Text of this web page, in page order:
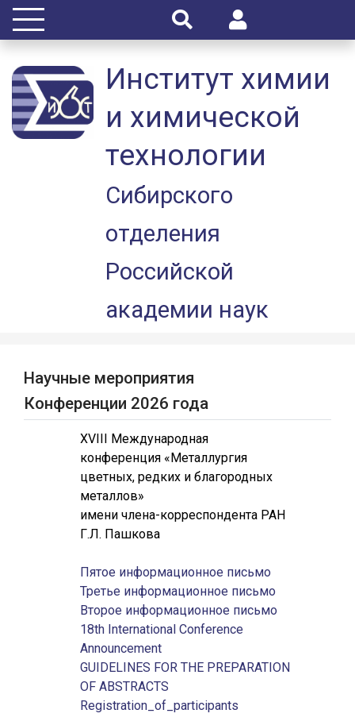
Институт химии
и химической
технологии
Сибирского
отделения
Российской
академии наук
Научные мероприятия
Конференции 2026 года
XVIII Международная
конференция «Металлургия
цветных, редких и благородных
металлов»
имени члена-корреспондента РАН
Г.Л. Пашкова
Пятое информационное письмо
Третье информационное письмо
Второе информационное письмо
18th International Conference
Announcement
GUIDELINES FOR THE PREPARATION
OF ABSTRACTS
Registration_of_participants